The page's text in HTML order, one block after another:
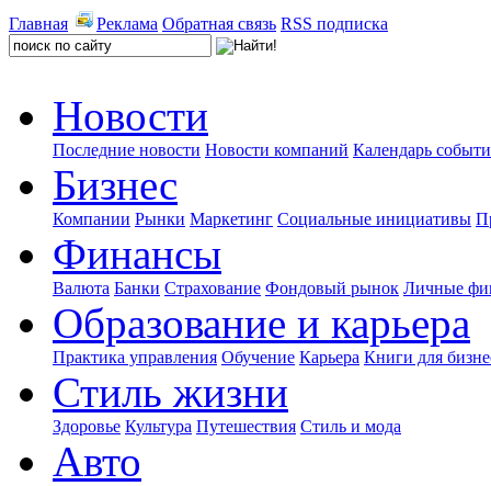
Главная Реклама Обратная связь RSS подписка
Новости
Последние новости Новости компаний Календарь
Бизнес
Компании Рынки Маркетинг Социальные инициативы
Финансы
Валюта Банки Страхование Фондовый рынок Личные
Образование и карьера
Практика управления Обучение Карьера Книги для
Стиль жизни
Здоровье Культура Путешествия Стиль и мода
Авто